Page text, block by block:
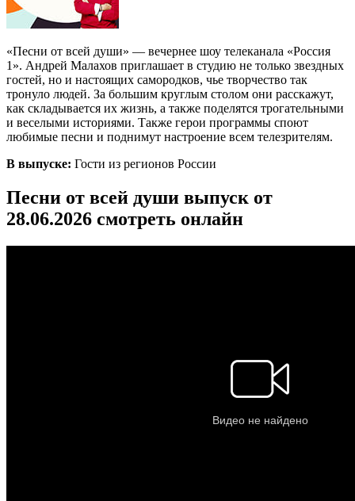
«Песни от всей души» — вечернее шоу телеканала «Россия
1». Андрей Малахов приглашает в студию не только звездных
гостей, но и настоящих самородков, чье творчество так
тронуло людей. За большим круглым столом они расскажут,
как складывается их жизнь, а также поделятся трогательными
и веселыми историями. Также герои программы споют
любимые песни и поднимут настроение всем телезрителям.
В выпуске: Гости из регионов России
Песни от всей души выпуск от
28.06.2026 смотреть онлайн